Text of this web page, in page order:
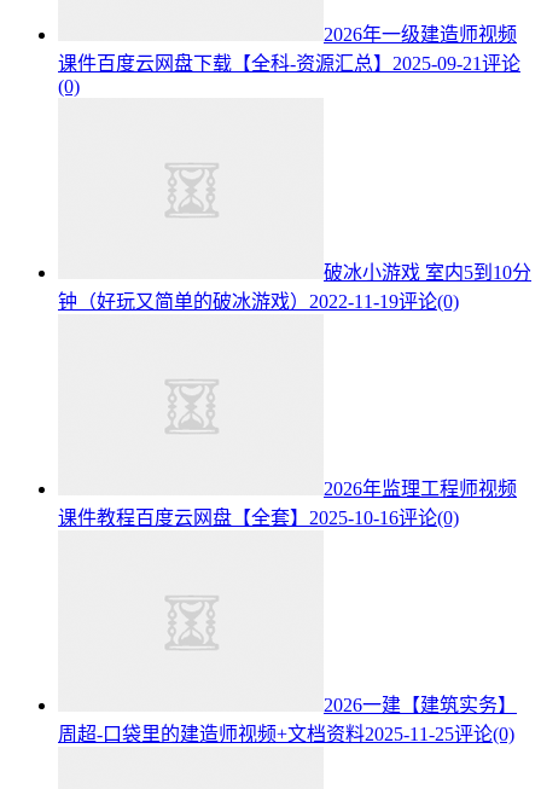
2026年一级建造师视频
课件百度云网盘下载【全科-资源汇总】 2025-09-21评论
(0)
破冰小游戏 室内5到10分
钟（好玩又简单的破冰游戏） 2022-11-19评论(0)
2026年监理工程师视频
课件教程百度云网盘【全套】 2025-10-16评论(0)
2026一建【建筑实务】
周超-口袋里的建造师视频+文档资料2025-11-25评论(0)